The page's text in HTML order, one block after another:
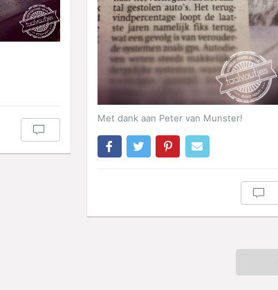
Met dank aan Peter van Munster!